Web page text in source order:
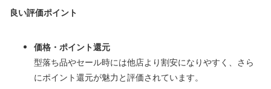
良い評価ポイント
価格・ポイント還元
型落ち品やセール時には他店より割安になりやすく、さら
にポイント還元が魅力と評価されています。